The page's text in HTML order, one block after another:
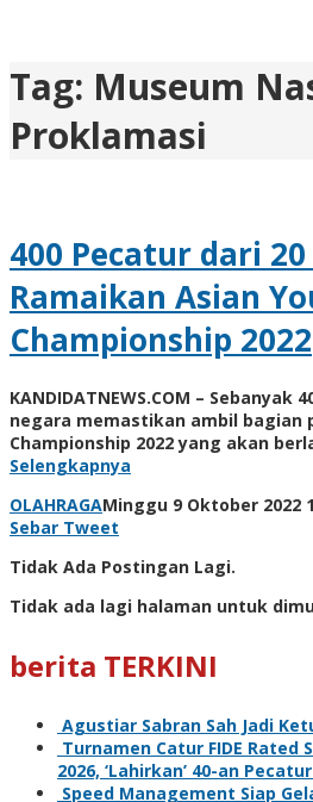
Tag: Museum
Proklamasi
400 Pecatur dari
Ramaikan Asian
Championship 2022
KANDIDATNEWS.COM – Sebanyak
negara memastikan ambil bagian
Championship 2022 yang akan
Selengkapnya
OLAHRAGAMinggu 9 Oktober 2022
Sebar Tweet
Tidak Ada Postingan Lagi.
Tidak ada lagi halaman untuk
berita TERKINI
Agustiar Sabran Sah Jadi
Turnamen Catur FIDE Rated
2026, ‘Lahirkan’ 40-an
Speed Management Siap